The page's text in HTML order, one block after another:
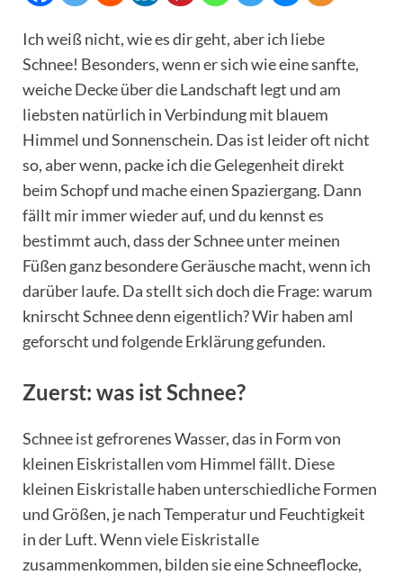
Ich weiß nicht, wie es dir geht, aber ich liebe
Schnee! Besonders, wenn er sich wie eine sanfte,
weiche Decke über die Landschaft legt und am
liebsten natürlich in Verbindung mit blauem
Himmel und Sonnenschein. Das ist leider oft nicht
so, aber wenn, packe ich die Gelegenheit direkt
beim Schopf und mache einen Spaziergang. Dann
fällt mir immer wieder auf, und du kennst es
bestimmt auch, dass der Schnee unter meinen
Füßen ganz besondere Geräusche macht, wenn ich
darüber laufe. Da stellt sich doch die Frage: warum
knirscht Schnee denn eigentlich? Wir haben aml
geforscht und folgende Erklärung gefunden.
Zuerst: was ist Schnee?
Schnee ist gefrorenes Wasser, das in Form von
kleinen Eiskristallen vom Himmel fällt. Diese
kleinen Eiskristalle haben unterschiedliche Formen
und Größen, je nach Temperatur und Feuchtigkeit
in der Luft. Wenn viele Eiskristalle
zusammenkommen, bilden sie eine Schneeflocke,